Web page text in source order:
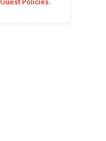
Guest Policies.